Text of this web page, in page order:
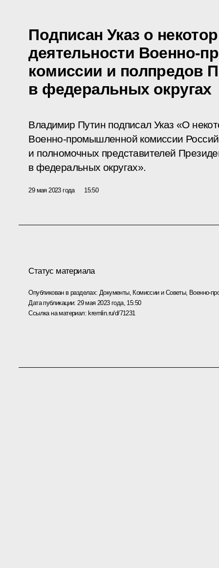
Подписан Указ о
деятельности Военно-
комиссии и полпредов
в федеральных округах
Владимир Путин подписал Указ «О
Военно-промышленной комиссии
и полномочных представителей
в федеральных округах».
29 мая 2023 года 15:50
Статус материала
Опубликован в разделах: Документы, Комиссии и Советы, Военно-
Дата публикации: 29 мая 2023 года, 15:50
Ссылка на материал: kremlin.ru/d/71231